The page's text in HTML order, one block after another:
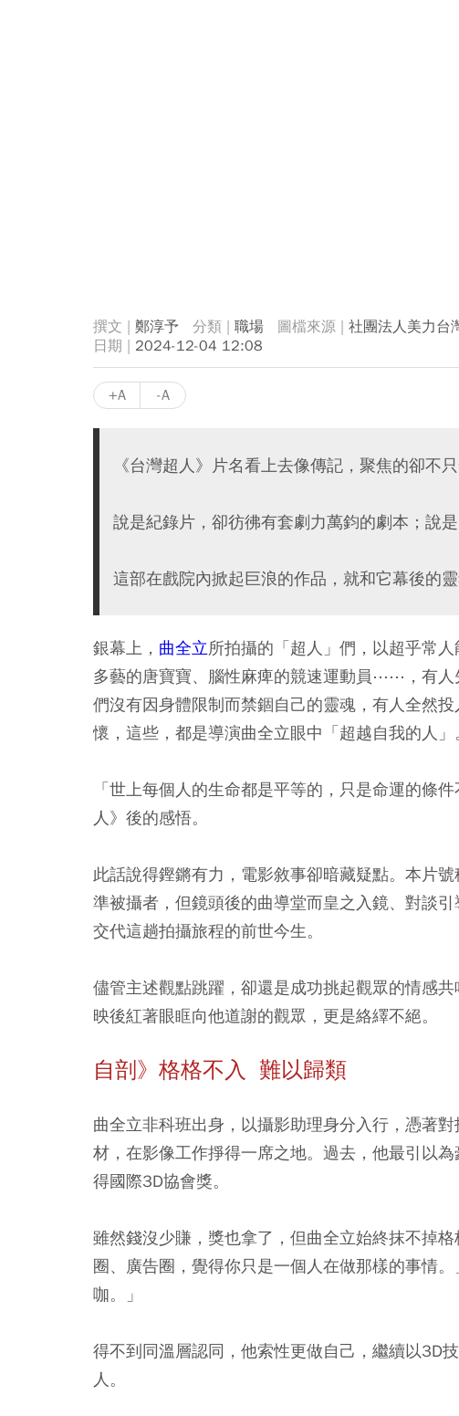
鄭淳予 職場 社團法人美力台
2024-12-04 12:08
+A -A
《台灣超人》片名看上去像傳記，聚焦的卻不
說是紀錄片，卻彷彿有套劇力萬鈞的劇本；說
這部在戲院內掀起巨浪的作品，就和它幕後的
銀幕上， 曲全立所拍攝的「超人」們，以超乎常
多藝的唐寶寶、腦性麻痺的競速運動員⋯⋯，有
們沒有因身體限制而禁錮自己的靈魂，有人全然
懷，這些，都是導演曲全立眼中「超越自我的人」
「世上每個人的生命都是平等的，只是命運的條
人》後的感悟。
此話說得鏗鏘有力，電影敘事卻暗藏疑點。本片
準被攝者，但鏡頭後的曲導堂而皇之入鏡、對談
交代這趟拍攝旅程的前世今生。
儘管主述觀點跳躍，卻還是成功挑起觀眾的情感
映後紅著眼眶向他道謝的觀眾，更是絡繹不絕。
自剖》格格不入 難以歸類
曲全立非科班出身，以攝影助理身分入行，憑著
材，在影像工作掙得一席之地。過去，他最引以
得國際3D協會獎。
雖然錢沒少賺，獎也拿了，但曲全立始終抹不掉
圈、廣告圈，覺得你只是一個人在做那樣的事情
咖。」
得不到同溫層認同，他索性更做自己，繼續以3D
人。